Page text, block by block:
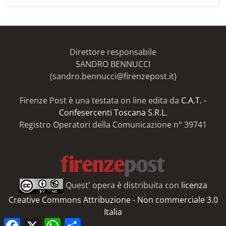
Direttore responsabile
SANDRO BENNUCCI
(sandro.bennucci@firenzepost.it)
Firenze Post è una testata on line edita da C.A.T. -
Confesercenti Toscana S.R.L.
Registro Operatori della Comunicazione n° 39741
Quest' opera è distribuita con licenza
Creative Commons Attribuzione - Non commerciale 3.0
Italia
Facebook
X WhatsApp